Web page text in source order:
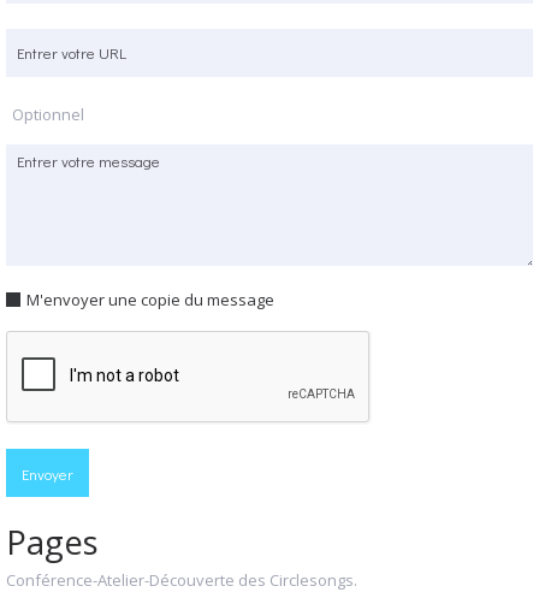
Optionnel
M'envoyer une copie du message
Pages
Conférence-Atelier-Découverte des Circlesongs.